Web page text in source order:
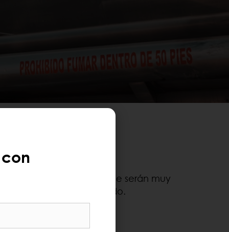
y productos que le serán muy
cada uno más a fondo.